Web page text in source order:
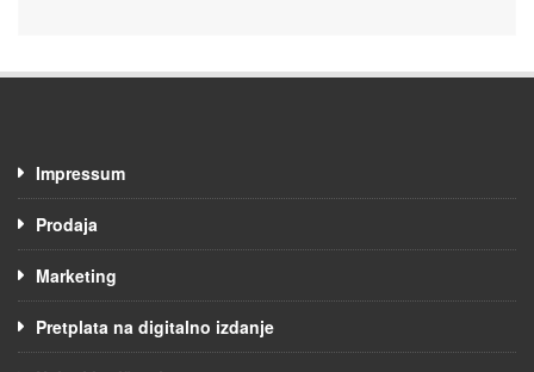
Impressum
Prodaja
Marketing
Pretplata na digitalno izdanje